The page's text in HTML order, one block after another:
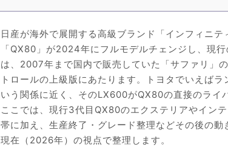
日産が海外で展開する高級ブランド「インフィニ
「QX80」が2024年にフルモデルチェンジし、現
は、2007年まで国内で販売していた「サファリ」
トロールの上級版にあたります。トヨタでいえば
いう関係に近く、そのLX600がQX80の直接のライ
ここでは、現行3代目QX80のエクステリアやイン
帯に加え、生産終了・グレード整理などその後の動
現在（2026年）の視点で整理します。